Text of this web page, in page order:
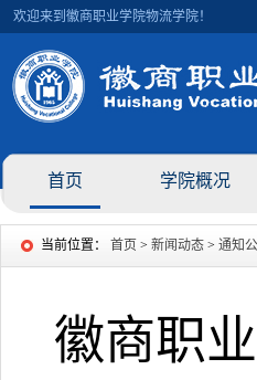
欢迎来到徽商职业学院物流学院！
首页 学院概况
当前位置： 首页 > 新闻动态 > 通知
徽商职